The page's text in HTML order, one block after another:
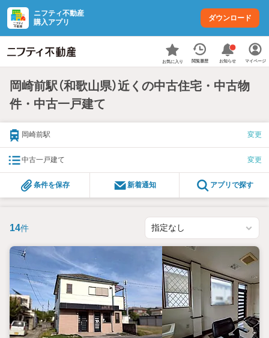
ニフティ不動産
購入アプリ
ダウンロード
お気に入り 閲覧履歴 お知らせ マイページ
岡崎前駅（和歌山県）近くの中古住宅・中古物
件・中古一戸建て
岡崎前駅 変更
中古一戸建て 変更
条件を保存 新着通知 アプリで探す
14件